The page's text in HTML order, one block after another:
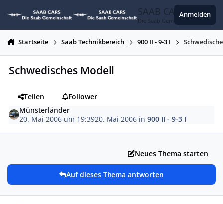
SAAB CARS
Die Saab Gemeinschaft
Anmelden
Startseite Saab Technikbereich 900 II - 9-3 I
Schwedisches Modell
Teilen
Follower
Münsterländer
20. Mai 2006 um 19:3920. Mai 2006 in900 II - 9-3 I
Neues Thema starten
Auf dieses Thema antworten